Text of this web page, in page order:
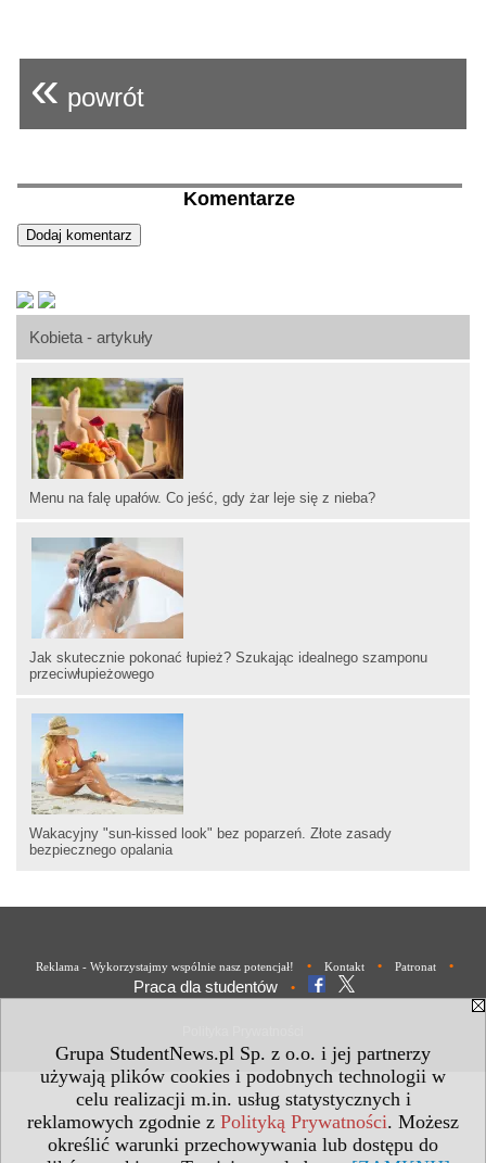
Grupa StudentNews.pl Sp. z o.o. i jej partnerzy
używają plików cookies i podobnych technologii w
celu realizacji m.in. usług statystycznych i
reklamowych zgodnie z Polityką Prywatności. Możesz
określić warunki przechowywania lub dostępu do
Kobieta - artykuły
Menu na falę upałów. Co jeść, gdy żar leje się z nieba?
Jak skutecznie pokonać łupież? Szukając idealnego szamponu
przeciwłupieżowego
Wakacyjny "sun-kissed look" bez poparzeń. Złote zasady
bezpiecznego opalania
« powrót
Komentarze
Reklama - Wykorzystajmy wspólnie nasz potencjał! • Kontakt • Patronat •
Praca dla studentów •